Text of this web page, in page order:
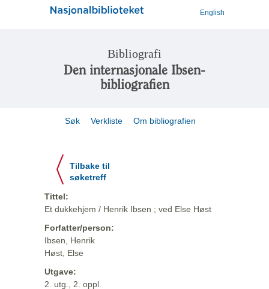
English
Bibliografi
Den internasjonale Ibsen-
bibliografien
Søk Verkliste Om bibliografien
Tilbake til
søketreff
Tittel:
Et dukkehjem / Henrik Ibsen ; ved Else Høst
Forfatter/person:
Ibsen, Henrik
Høst, Else
Utgave:
2. utg., 2. oppl.